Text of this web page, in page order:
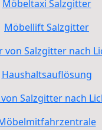
Möbeltaxi Salzgitter
Möbellift Salzgitter
von Salzgitter nach
Haushaltsauflösung
Salzgitter nach